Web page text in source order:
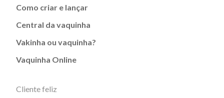
Como criar e lançar
Central da vaquinha
Vakinha ou vaquinha?
Vaquinha Online
Cliente feliz